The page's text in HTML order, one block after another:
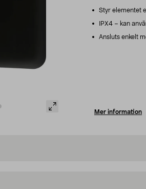
Styr elementet
IPX4 – kan
Ansluts enkelt
Mer information